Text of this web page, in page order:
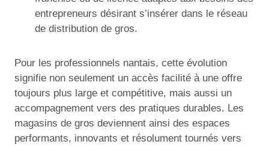
entrepreneurs désirant s’insérer dans le réseau
de distribution de gros.
Pour les professionnels nantais, cette évolution
signifie non seulement un accès facilité à une offre
toujours plus large et compétitive, mais aussi un
accompagnement vers des pratiques durables. Les
magasins de gros deviennent ainsi des espaces
performants, innovants et résolument tournés vers